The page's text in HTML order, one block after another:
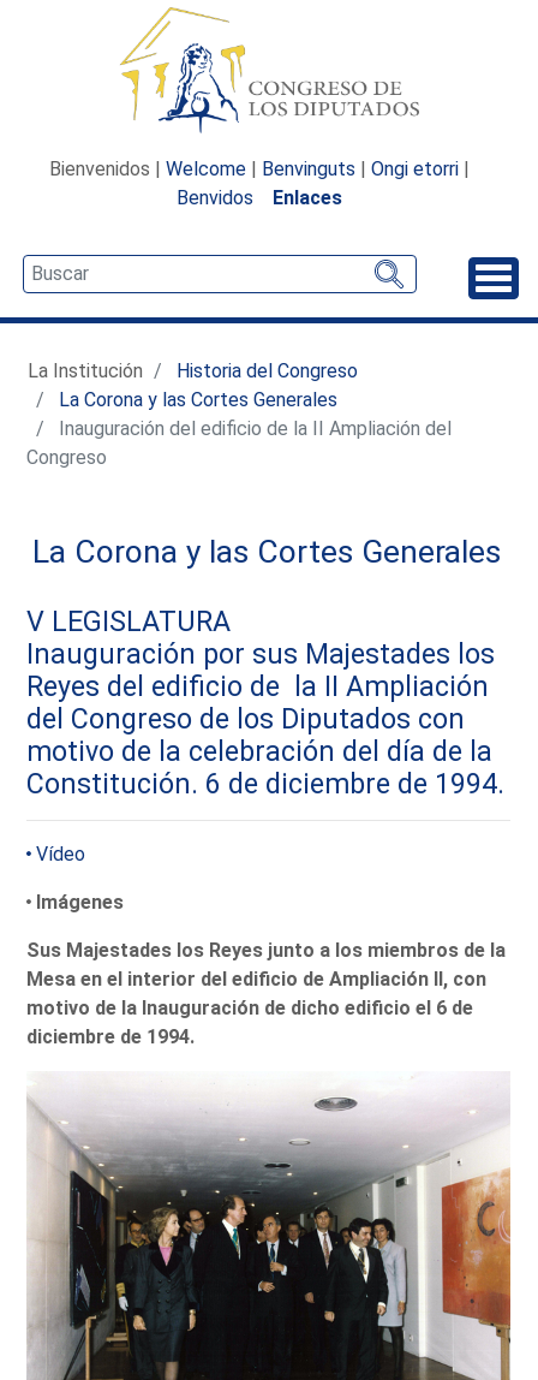
Bienvenidos | Welcome | Benvinguts | Ongi etorri |
Benvidos
Enlaces
La Institución
Historia del Congreso
La Corona y las Cortes Generales
Inauguración del edificio de la II Ampliación del
Congreso
La Corona y las Cortes Generales
V LEGISLATURA
Inauguración por sus Majestades los
Reyes del edificio de la II Ampliación
del Congreso de los Diputados con
motivo de la celebración del día de la
Constitución. 6 de diciembre de 1994.
Vídeo
Imágenes
Sus Majestades los Reyes junto a los miembros de la
Mesa en el interior del edificio de Ampliación II, con
motivo de la Inauguración de dicho edificio el 6 de
diciembre de 1994.